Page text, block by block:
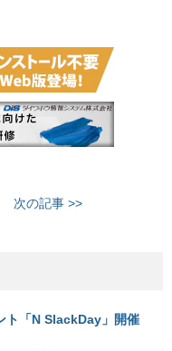
次の記事 >>
ト「N SlackDay」開催